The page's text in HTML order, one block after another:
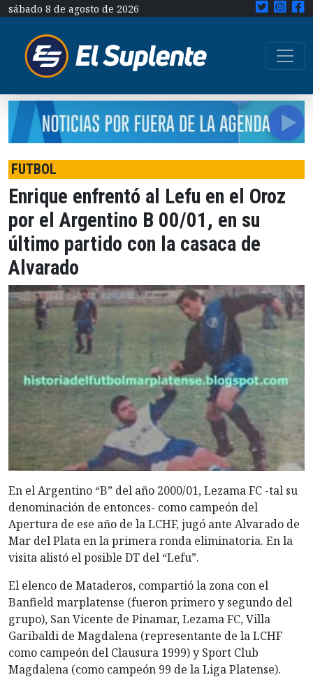
sábado 8 de agosto de 2026
FUTBOL
Enrique enfrentó al Lefu en el Oroz
por el Argentino B 00/01, en su
último partido con la casaca de
Alvarado
En el Argentino “B” del año 2000/01, Lezama FC -tal su
denominación de entonces- como campeón del
Apertura de ese año de la LCHF, jugó ante Alvarado de
Mar del Plata en la primera ronda eliminatoria. En la
visita alistó el posible DT del “Lefu”.
El elenco de Mataderos, compartió la zona con el
Banfield marplatense (fueron primero y segundo del
grupo), SanVicente de Pinamar, Lezama FC, Villa
Garibaldi de Magdalena (representante de la LCHF
como campeón del Clausura 1999) y Sport Club
Magdalena (como campeón 99 de la Liga Platense).